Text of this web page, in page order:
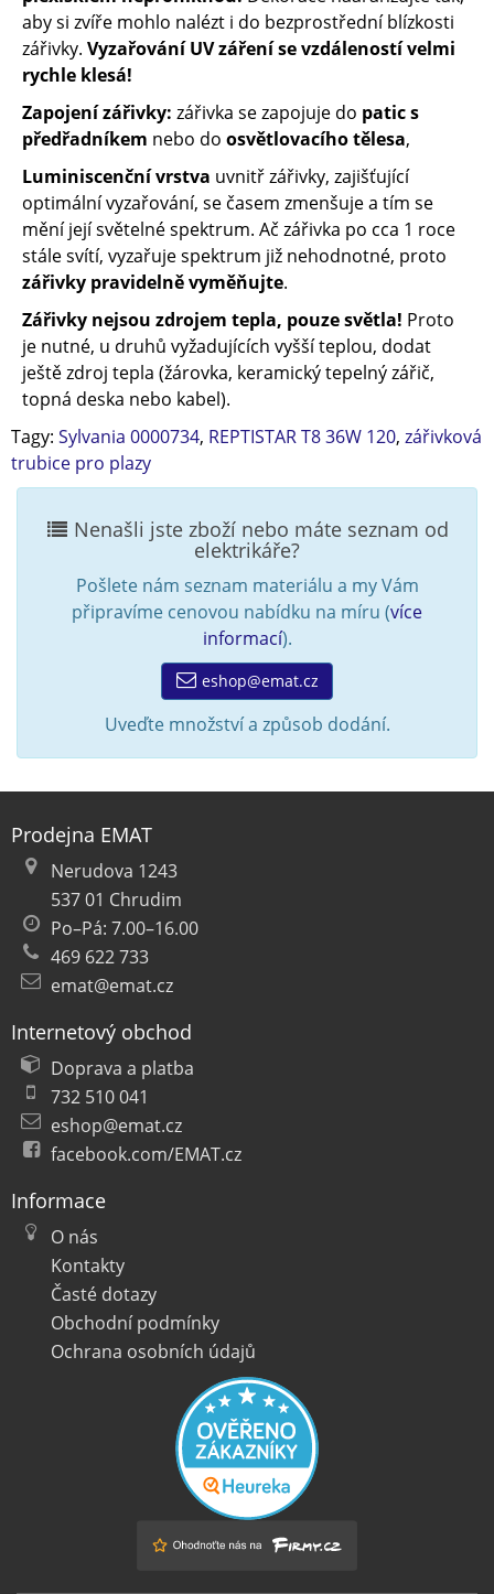
aby si zvíře mohlo nalézt i do bezprostřední blízkosti
zářivky. Vyzařování UV záření se vzdáleností velmi
rychle klesá!
Zapojení zářivky: zářivka se zapojuje do patic s
předřadníkem nebo do osvětlovacího tělesa,
Luminiscenční vrstva uvnitř zářivky, zajišťující
optimální vyzařování, se časem zmenšuje a tím se
mění její světelné spektrum. Ač zářivka po cca 1 roce
stále svítí, vyzařuje spektrum již nehodnotné, proto
zářivky pravidelně vyměňujte.
Zářivky nejsou zdrojem tepla, pouze světla! Proto
je nutné, u druhů vyžadujících vyšší teplou, dodat
ještě zdroj tepla (žárovka, keramický tepelný zářič,
topná deska nebo kabel).
Tagy: Sylvania 0000734, REPTISTAR T8 36W 120, zářivková
trubice pro plazy
Nenašli jste zboží nebo máte seznam od
elektrikáře?
Pošlete nám seznam materiálu a my Vám
připravíme cenovou nabídku na míru (více
informací).
eshop@emat.cz
Uveďte množství a způsob dodání.
Prodejna EMAT
Nerudova 1243
537 01 Chrudim
Po–Pá: 7.00–16.00
469 622 733
emat@emat.cz
Internetový obchod
Doprava a platba
732 510 041
eshop@emat.cz
facebook.com/EMAT.cz
Informace
O nás
Kontakty
Časté dotazy
Obchodní podmínky
Ochrana osobních údajů